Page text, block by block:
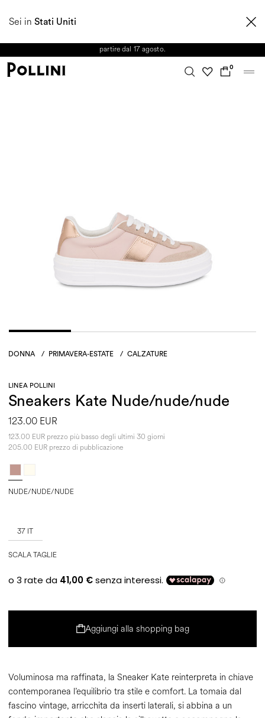
Sei in Stati Uniti
AUTUNNO/INVERNO 2026. Dall'8 al 16 agosto il Servizio Clienti non sarà
partire dal 17 agosto.
0
DONNA / PRIMAVERA-ESTATE / CALZATURE
LINEA POLLINI
Sneakers Kate Nude/nude/nude
123.00 EUR
123.00 EUR prezzo più basso degli ultimi 30 giorni
205.00 EUR prezzo di pubblicazione
NUDE/NUDE/NUDE
37 IT
SCALA TAGLIE
Aggiungi alla shopping bag
Voluminosa ma raffinata, la Sneaker Kate reinterpreta in chiave
contemporanea l’equilibrio tra stile e comfort. La tomaia dal
fascino vintage, arricchita da inserti laterali, si abbina a un